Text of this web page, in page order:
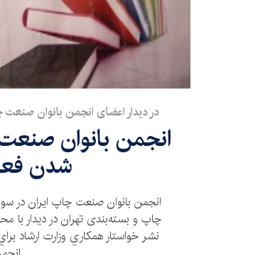
در دیدار اعضای انجمن بانوان
انجمن بانوان
شدن
انجمن بانوان صنعت چاپ ایران در
چاپ و بسته‌بندی تهران در ديدار با
نشر خواستار همكاري وزارت